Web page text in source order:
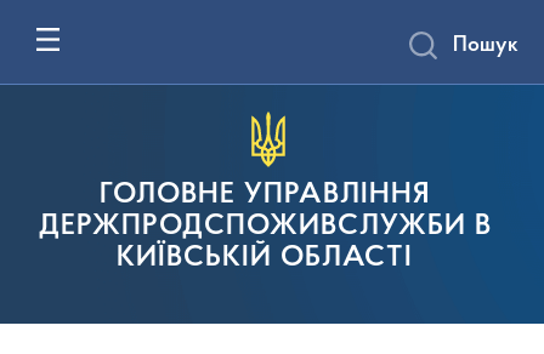
ГОЛОВНЕ УПРАВЛІННЯ
ДЕРЖПРОДСПОЖИВСЛУЖБИ В
КИЇВСЬКІЙ ОБЛАСТІ
Пошук